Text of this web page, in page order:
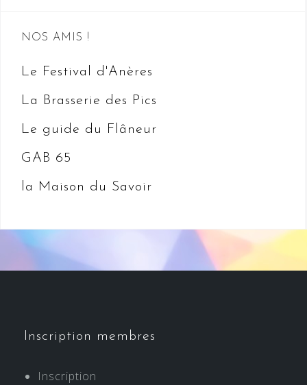
NOS AMIS !
Le Festival d'Anères
La Brasserie des Pics
Le guide du Flâneur
GAB 65
la Maison du Savoir
Inscription membres
Inscription